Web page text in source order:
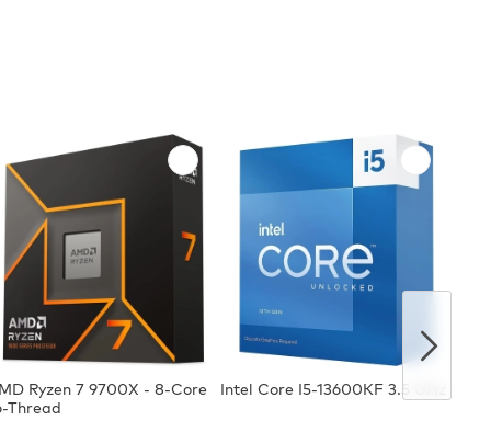
Ryzen 7 9700X - 8-Core
Thread
Intel Core I5-13600KF 3.5 GHz